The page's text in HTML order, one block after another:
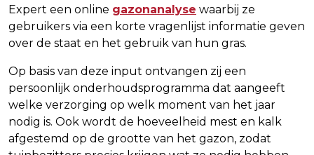
Expert een online gazonanalyse waarbij ze
gebruikers via een korte vragenlijst informatie geven
over de staat en het gebruik van hun gras.
Op basis van deze input ontvangen zij een
persoonlijk onderhoudsprogramma dat aangeeft
welke verzorging op welk moment van het jaar
nodig is. Ook wordt de hoeveelheid mest en kalk
afgestemd op de grootte van het gazon, zodat